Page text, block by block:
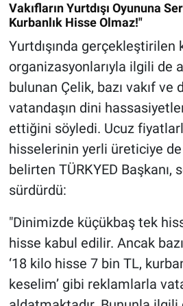
Vakıfların Yurtdışı Oyununa
Kurbanlık Hisse Olmaz!"
Yurtdışında gerçekleştirilen
organizasyonlarıyla ilgili de
bulunan Çelik, bazı vakıf ve
vatandaşın dini
ettiğini söyledi. Ucuz
hisselerinin yerli üreticiye
belirten TÜRKYED Başkanı,
sürdürdü:
"Dinimizde küçükbaş tek
hisse kabul edilir. Ancak
‘18 kilo hisse 7 bin TL,
keselim’ gibi reklamlarla